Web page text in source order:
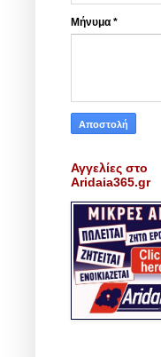
Μήνυμα *
Αγγελίες στο
Aridaia365.gr